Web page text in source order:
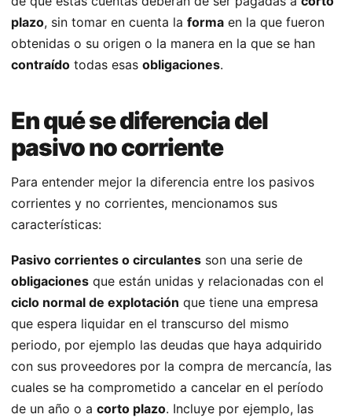
plazo, sin tomar en cuenta la forma en la que fueron
obtenidas o su origen o la manera en la que se han
contraído todas esas obligaciones.
En qué se diferencia del
pasivo no corriente
Para entender mejor la diferencia entre los pasivos
corrientes y no corrientes, mencionamos sus
características:
Pasivo corrientes o circulantes son una serie de
obligaciones que están unidas y relacionadas con el
ciclo normal de explotación que tiene una empresa
que espera liquidar en el transcurso del mismo
periodo, por ejemplo las deudas que haya adquirido
con sus proveedores por la compra de mercancía, las
cuales se ha comprometido a cancelar en el período
de un año o a corto plazo. Incluye por ejemplo, las